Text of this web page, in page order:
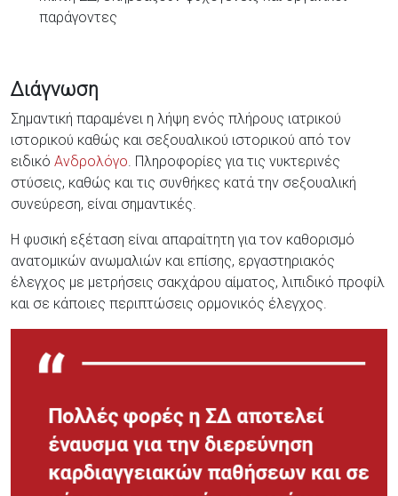
παράγοντες
Διάγνωση
Σημαντική παραμένει η λήψη ενός πλήρους ιατρικού
ιστορικού καθώς και σεξουαλικού ιστορικού από τον
ειδικό Ανδρολόγο. Πληροφορίες για τις νυκτερινές
στύσεις, καθώς και τις συνθήκες κατά την σεξουαλική
συνεύρεση, είναι σημαντικές.
Η φυσική εξέταση είναι απαραίτητη για τον καθορισμό
ανατομικών ανωμαλιών και επίσης, εργαστηριακός
έλεγχος με μετρήσεις σακχάρου αίματος, λιπιδικό προφίλ
και σε κάποιες περιπτώσεις ορμονικός έλεγχος.